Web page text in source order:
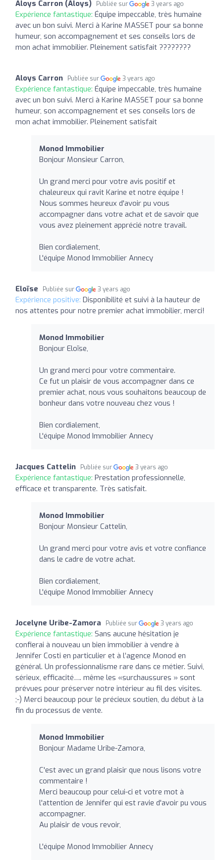
Aloys Carron (Aloys) Publiée sur 3 years ago
Expérience fantastique: Équipe impeccable, très humaine
avec un bon suivi. Merci à Karine MASSET pour sa bonne
humeur, son accompagnement et ses conseils lors de
mon achat immobilier. Pleinement satisfait ????????
Aloys Carron Publiée sur 3 years ago
Expérience fantastique: Équipe impeccable, très humaine
avec un bon suivi. Merci à Karine MASSET pour sa bonne
humeur, son accompagnement et ses conseils lors de
mon achat immobilier. Pleinement satisfait
Monod Immobilier
Bonjour Monsieur Carron,
Un grand merci pour votre avis positif et
chaleureux qui ravit Karine et notre équipe !
Nous sommes heureux d'avoir pu vous
accompagner dans votre achat et de savoir que
vous avez pleinement apprécié notre travail.
Bien cordialement,
L'équipe Monod Immobilier Annecy
Eloïse Publiée sur 3 years ago
Expérience positive: Disponibilité et suivi à la hauteur de
nos attentes pour notre premier achat immobilier, merci!
Monod Immobilier
Bonjour Eloïse,
Un grand merci pour votre commentaire.
Ce fut un plaisir de vous accompagner dans ce
premier achat, nous vous souhaitons beaucoup de
bonheur dans votre nouveau chez vous !
Bien cordialement,
L'équipe Monod Immobilier Annecy
Jacques Cattelin Publiée sur 3 years ago
Expérience fantastique: Prestation professionnelle,
efficace et transparente. Très satisfait.
Monod Immobilier
Bonjour Monsieur Cattelin,
Un grand merci pour votre avis et votre confiance
dans le cadre de votre achat.
Bien cordialement,
L'équipe Monod Immobilier Annecy
Jocelyne Uribe-Zamora Publiée sur 3 years ago
Expérience fantastique: Sans aucune hésitation je
confierai à nouveau un bien immobilier à vendre à
Jennifer Costi en particulier et à l’agence Monod en
général. Un professionnalisme rare dans ce métier. Suivi,
sérieux, efficacité…. même les «surchaussures » sont
prévues pour préserver notre intérieur au fil des visites.
;-) Merci beaucoup pour le précieux soutien, du début à la
fin du processus de vente.
Monod Immobilier
Bonjour Madame Uribe-Zamora,
C'est avec un grand plaisir que nous lisons votre
commentaire !
Merci beaucoup pour celui-ci et votre mot à
l'attention de Jennifer qui est ravie d'avoir pu vous
accompagner.
Au plaisir de vous revoir,
L'équipe Monod Immobilier Annecy